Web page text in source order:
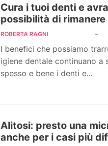
Cura i tuoi denti e
possibilità di
ROBERTA RAGNI -
I benefici che possiamo
igiene dentale continuano a
spesso e bene i denti e...
Alitosi: presto una
anche per i casi più